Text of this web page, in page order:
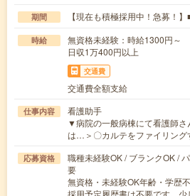
期間 【現在も積極採用中！急募！
時給
無資格未経験：時給1300円
日収1万400円以上
交通費
交通費全額支給
仕事内容
看護助手
▼病院の一般病棟にて看護師さ
は…＞〇カルテをファイリン
応募資格
職種未経験OK / ブランクOK /
要
無資格・未経験OK年齢・学
採用予定履歴書は不要です。